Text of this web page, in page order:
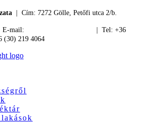
| Cím: 7272 Gölle, Petőfi utca 2/b.
mail:
| Tel: +36
219 4064